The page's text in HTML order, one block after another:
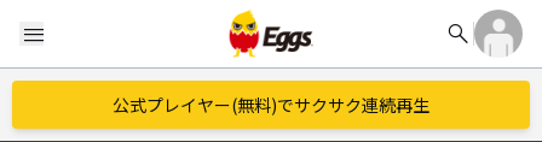
menu search
公式プレイヤー(無料)でサクサク連続再生